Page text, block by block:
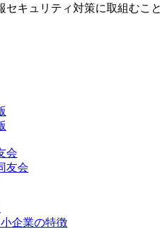
セキュリティ対策に取組むこ
企業の特徴